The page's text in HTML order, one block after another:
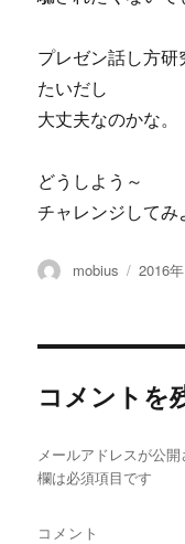
プレゼン話し方
たいだし
大丈夫なのかな。
どうしよう～
チャレンジしてみ
投
mobius
投
2016
コメントを
メールアドレスが公開
欄は必須項目です
コメント